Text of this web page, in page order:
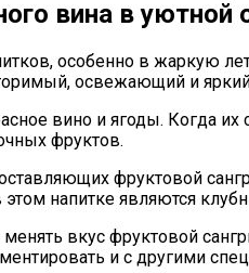
вина в
особенно в жаркую
освежающий и
вино и ягоды. Когда
фруктов.
фруктовой
напитке являются
вкус фруктовой
и с другими